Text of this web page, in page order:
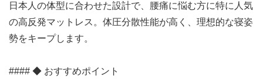
日本人の体型に合わせた設計で、腰痛に悩む方に特に人気
の高反発マットレス。体圧分散性能が高く、理想的な寝姿
勢をキープします。
#### ◆ おすすめポイント